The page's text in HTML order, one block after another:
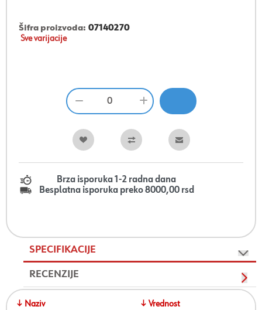
Šifra proizvoda: 07140270
Sve varijacije
Brza isporuka 1-2 radna dana
Besplatna isporuka preko 8000,00 rsd
SPECIFIKACIJE
RECENZIJE
↓ Naziv ↓ Vrednost